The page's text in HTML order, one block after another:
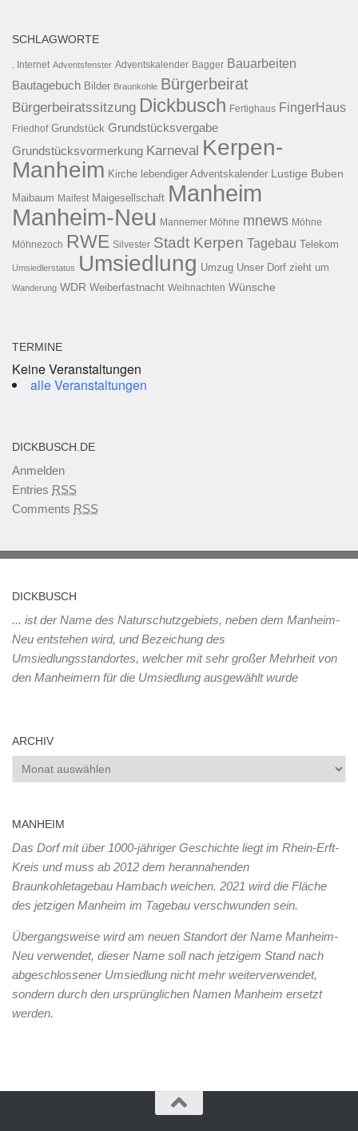
SCHLAGWORTE
. Internet Adventsfenster Adventskalender Bagger Bauarbeiten
Bautagebuch Bilder Braunkohle Bürgerbeirat
Bürgerbeiratssitzung Dickbusch Fertighaus FingerHaus
Friedhof Grundstück Grundstücksvergabe
Grundstücksvormerkung Karneval Kerpen-
Manheim Kirche lebendiger Adventskalender Lustige Buben
Maibaum Maifest Maigesellschaft Manheim
Manheim-Neu Mannemer Möhne mnews Möhne
Möhnezoch RWE Silvester Stadt Kerpen Tagebau Telekom
Umsiedlerstatus Umsiedlung Umzug Unser Dorf zieht um
Wanderung WDR Weiberfastnacht Weihnachten Wünsche
TERMINE
Keine Veranstaltungen
alle Veranstaltungen
DICKBUSCH.DE
Anmelden
Entries RSS
Comments RSS
DICKBUSCH
... ist der Name des Naturschutzgebiets, neben dem Manheim-
Neu entstehen wird, und Bezeichung des
Umsiedlungsstandortes, welcher mit sehr großer Mehrheit von
den Manheimern für die Umsiedlung ausgewählt wurde
ARCHIV
Archiv
MANHEIM
Das Dorf mit über 1000-jähriger Geschichte liegt im Rhein-Erft-
Kreis und muss ab 2012 dem herannahenden
Braunkohletagebau Hambach weichen. 2021 wird die Fläche
des jetzigen Manheim im Tagebau verschwunden sein.
Übergangsweise wird am neuen Standort der Name Manheim-
Neu verwendet, dieser Name soll nach jetzigem Stand nach
abgeschlossener Umsiedlung nicht mehr weiterverwendet,
sondern durch den ursprünglichen Namen Manheim ersetzt
werden.